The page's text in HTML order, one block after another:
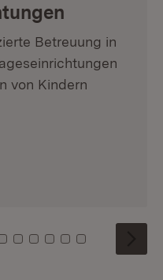
Betreuung in
von Kindern
3 4 5
Kachel: 6
Zu Kachel: 7
Zu Kachel: 8
Zu Kachel: 9
Zu Kachel: 10
Zu Kachel: 11
Zu Kachel: